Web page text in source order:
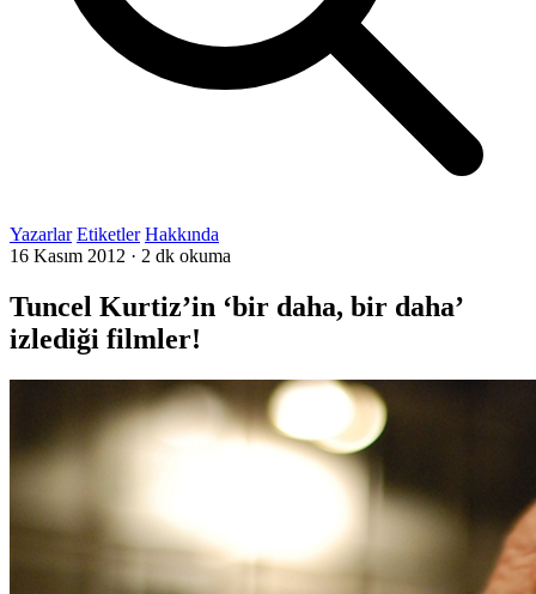
Yazarlar Etiketler Hakkında
16 Kasım 2012 · 2 dk okuma
Tuncel Kurtiz’in ‘bir daha, bir daha’
izlediği filmler!